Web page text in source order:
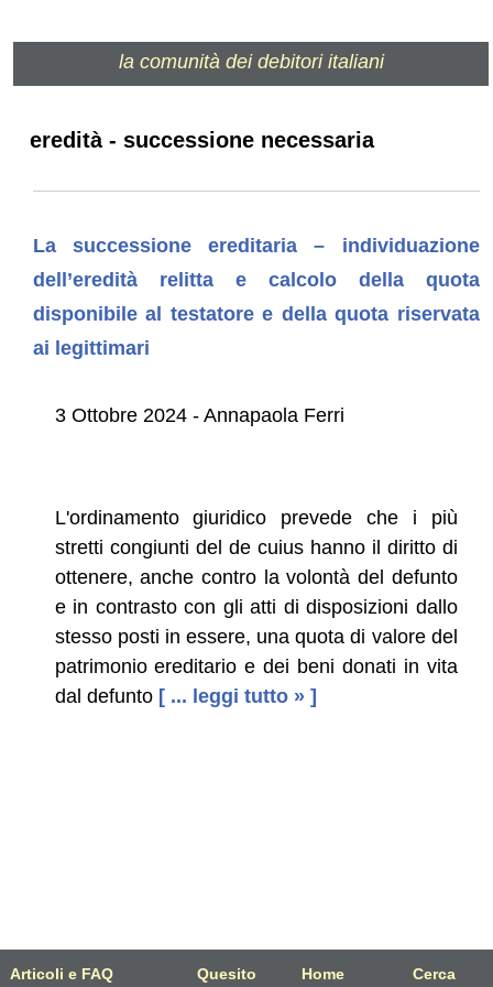
la comunità dei debitori italiani
Articoli e FAQ Quesito Home Cerca
eredità - successione necessaria
La successione ereditaria – individuazione
dell’eredità relitta e calcolo della quota
disponibile al testatore e della quota riservata
ai legittimari
3 Ottobre 2024 - Annapaola Ferri
L'ordinamento giuridico prevede che i più
stretti congiunti del de cuius hanno il diritto di
ottenere, anche contro la volontà del defunto
e in contrasto con gli atti di disposizioni dallo
stesso posti in essere, una quota di valore del
patrimonio ereditario e dei beni donati in vita
dal defunto [ ... leggi tutto » ]